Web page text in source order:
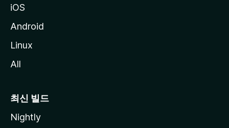
iOS
Android
Linux
All
최신 빌드
Nightly